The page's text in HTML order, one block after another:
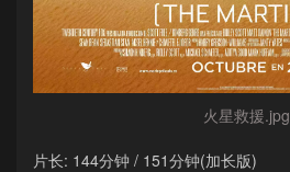
火星救援.jpg
片长: 144分钟 / 151分钟(加长版)